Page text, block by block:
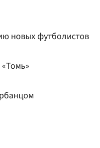
новых футболистов